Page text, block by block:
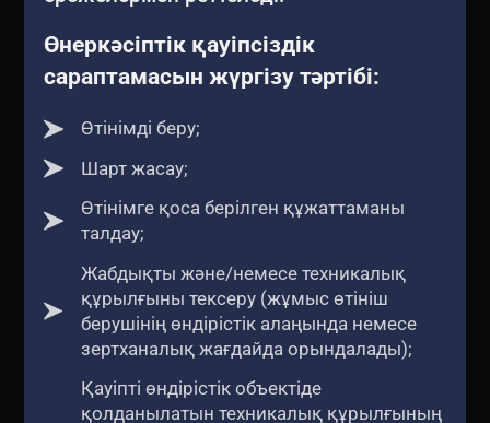
Өнеркәсіптік қауіпсіздік
сараптамасын жүргізу тәртібі:
Өтінімді беру;
Шарт жасау;
Өтінімге қоса берілген құжаттаманы
талдау;
Жабдықты және/немесе техникалық
құрылғыны тексеру (жұмыс өтініш
берушінің өндірістік алаңында немесе
зертханалық жағдайда орындалады);
Қауіпті өндірістік объектіде
қолданылатын техникалық құрылғының